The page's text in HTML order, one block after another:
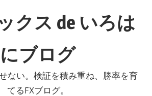
クス de いろは
にブログ
ない。検証を積み重ね、勝率を育
てるFXブログ。